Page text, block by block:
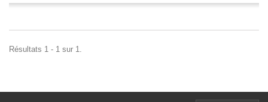
Résultats 1 - 1 sur 1.